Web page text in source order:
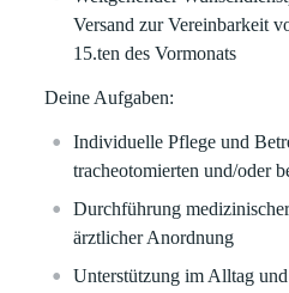
Versand zur Vereinbarkeit
15.ten des Vormonats
Deine Aufgaben:
Individuelle Pflege und
tracheotomierten und/oder
Durchführung
ärztlicher Anordnung
Unterstützung im Alltag